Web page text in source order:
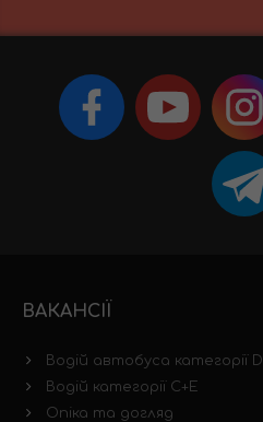
ВАКАНСІЇ
Водій автобуса категорії D
Водій категорії C+E
Опіка та догляд